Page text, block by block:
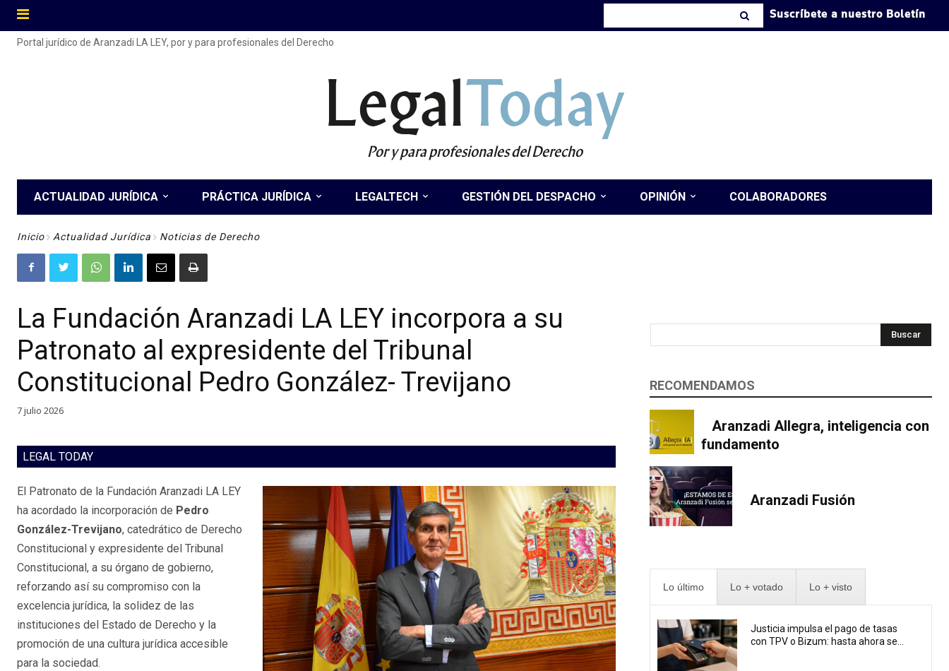
Suscríbete a nuestro Boletín
Portal jurídico de Aranzadi LA LEY, por y para profesionales del Derecho
LegalToday
Por y para profesionales del Derecho
ACTUALIDAD JURÍDICA PRÁCTICA JURÍDICA LEGALTECH GESTIÓN DEL DESPACHO OPINIÓN COLABORADORES
Inicio Actualidad Jurídica Noticias de Derecho
La Fundación Aranzadi LA LEY incorpora a su
Patronato al expresidente del Tribunal
Constitucional Pedro González- Trevijano
7 julio 2026
LEGAL TODAY
El Patronato de la Fundación Aranzadi LA LEY
ha acordado la incorporación de Pedro
González-Trevijano, catedrático de Derecho
Constitucional y expresidente del Tribunal
Constitucional, a su órgano de gobierno,
reforzando así su compromiso con la
excelencia jurídica, la solidez de las
instituciones del Estado de Derecho y la
promoción de una cultura jurídica accesible
para la sociedad.
Buscar
RECOMENDAMOS
Aranzadi Allegra, inteligencia con
fundamento
Aranzadi Fusión
Lo último Lo + votado Lo + visto
Justicia impulsa el pago de tasas
con TPV o Bizum: hasta ahora se...